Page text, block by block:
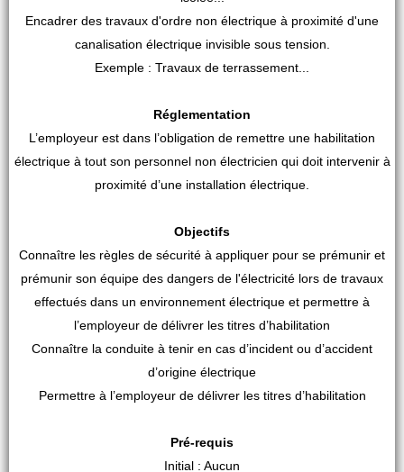
Encadrer des travaux d'ordre non électrique à proximité d'une
canalisation électrique invisible sous tension.
Exemple : Travaux de terrassement...
Réglementation
L’employeur est dans l’obligation de remettre une habilitation
électrique à tout son personnel non électricien qui doit intervenir à
proximité d’une installation électrique.
Objectifs
Connaître les règles de sécurité à appliquer pour se prémunir et
prémunir son équipe des dangers de l'électricité lors de travaux
effectués dans un environnement électrique et permettre à
l’employeur de délivrer les titres d’habilitation
Connaître la conduite à tenir en cas d’incident ou d’accident
d’origine électrique
Permettre à l’employeur de délivrer les titres d’habilitation
Pré-requis
Initial : Aucun